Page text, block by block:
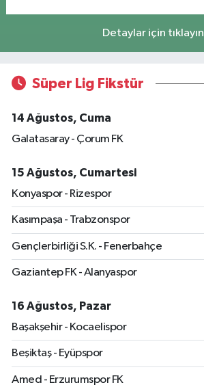
Detaylar için tıklayın
Süper Lig Fikstür
14 Ağustos, Cuma
Galatasaray - Çorum FK
15 Ağustos, Cumartesi
Konyaspor - Rizespor
Kasımpaşa - Trabzonspor
Gençlerbirliği S.K. - Fenerbahçe
Gaziantep FK - Alanyaspor
16 Ağustos, Pazar
Başakşehir - Kocaelispor
Beşiktaş - Eyüpspor
Amed - Erzurumspor FK